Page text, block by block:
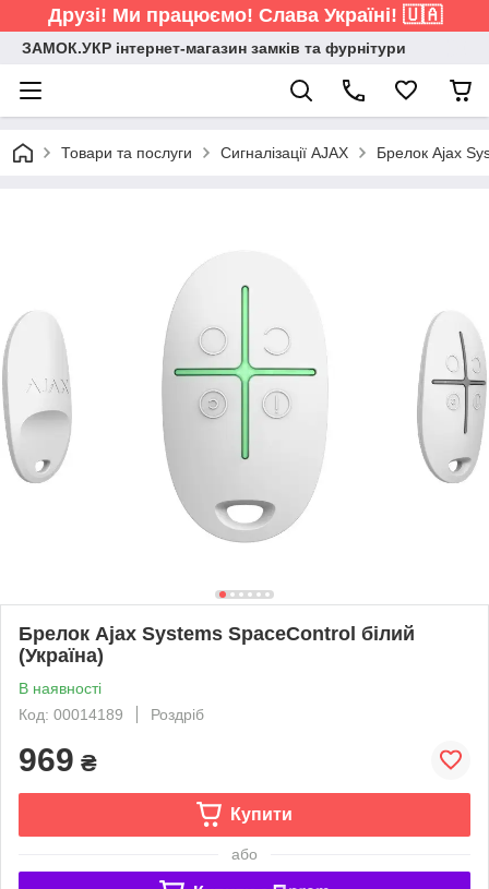
Друзі! Ми працюємо! Слава Україні! 🇺🇦
ЗАМОК.УКР інтернет-магазин замків та фурнітури
Товари та послуги Сигналізації AJAX Брелок Ajax
Брелок Ajax Systems SpaceControl білий
(Україна)
В наявності
Код: 00014189
Роздріб
969 ₴
Купити
або